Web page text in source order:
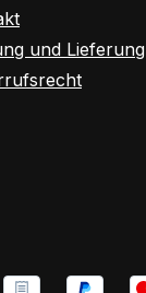
und Lieferung